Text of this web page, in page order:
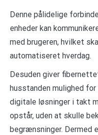
Denne pålidelige
enheder kan
med brugeren, hvilket
automatiseret hverdag.
Desuden giver
husstanden mulighed
digitale løsninger i takt
opstår, uden at skulle
begrænsninger. Dermed